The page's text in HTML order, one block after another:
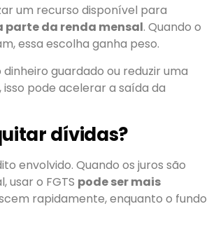
um recurso disponível para
parte da renda mensal. Quando o
essa escolha ganha peso.
guardado ou reduzir uma
pode acelerar a saída da
dívidas?
envolvido. Quando os juros são
o FGTS pode ser mais
rapidamente, enquanto o fundo